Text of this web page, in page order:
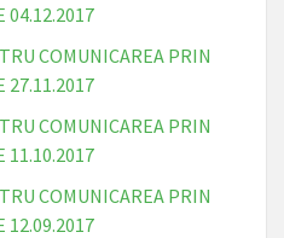
04.12.2017
COMUNICAREA PRIN
27.11.2017
COMUNICAREA PRIN
11.10.2017
COMUNICAREA PRIN
12.09.2017